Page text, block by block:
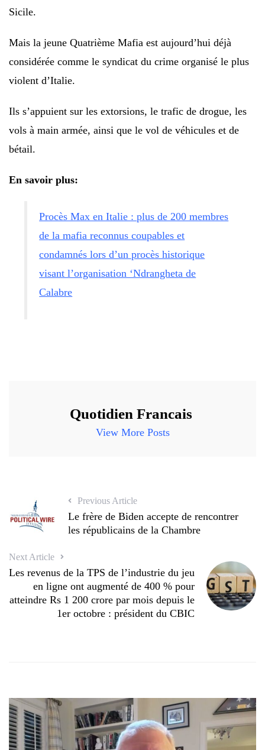
Sicile.
Mais la jeune Quatrième Mafia est aujourd’hui déjà
considérée comme le syndicat du crime organisé le plus
violent d’Italie.
Ils s’appuient sur les extorsions, le trafic de drogue, les
vols à main armée, ainsi que le vol de véhicules et de
bétail.
En savoir plus:
Procès Max en Italie : plus de 200 membres
de la mafia reconnus coupables et
condamnés lors d’un procès historique
visant l’organisation ‘Ndrangheta de
Calabre
Quotidien Francais
View More Posts
Previous Article
Le frère de Biden accepte de rencontrer
les républicains de la Chambre
Next Article
Les revenus de la TPS de l’industrie du jeu
en ligne ont augmenté de 400 % pour
atteindre Rs 1 200 crore par mois depuis le
1er octobre : président du CBIC